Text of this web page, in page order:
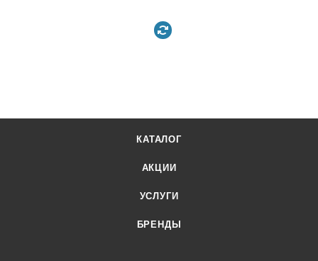
КАТАЛОГ
АКЦИИ
УСЛУГИ
БРЕНДЫ